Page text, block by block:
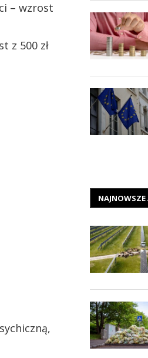
– wzrost
z 500 zł
NAJNOWSZE